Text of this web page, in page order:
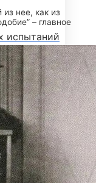
испытаний
испытаний
нее, как из
– главное